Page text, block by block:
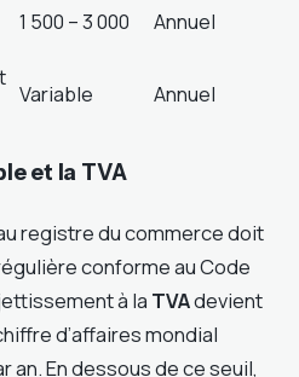
1 500 – 3 000
Annuel
Variable Annuel
et la TVA
registre du commerce doit
conforme au Code
à la TVAdevient
d’affaires mondial
an. En dessous de ce seuil,